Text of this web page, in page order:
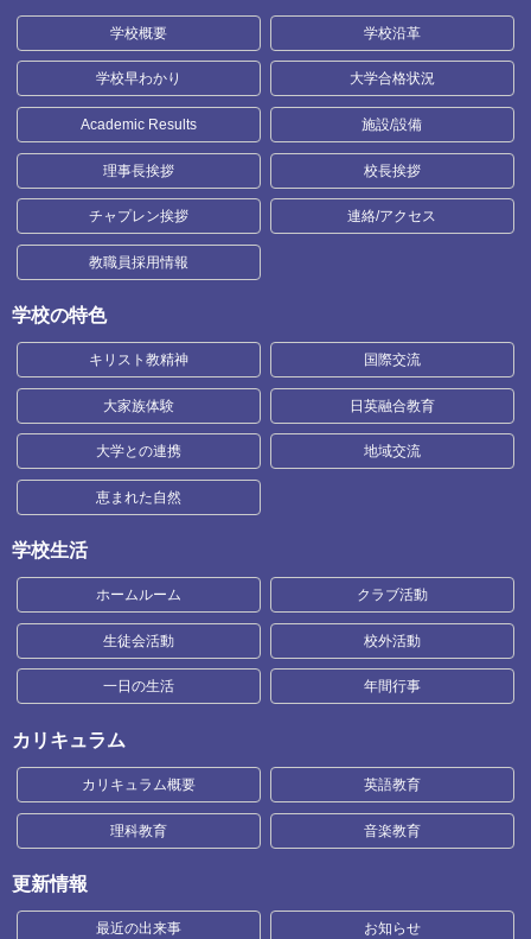
学校概要 学校沿革
学校早わかり 大学合格状況
Academic Results 施設/設備
理事長挨拶 校長挨拶
チャプレン挨拶 連絡/アクセス
教職員採用情報
学校の特色
キリスト教精神 国際交流
大家族体験 日英融合教育
大学との連携 地域交流
恵まれた自然
学校生活
ホームルーム クラブ活動
生徒会活動 校外活動
一日の生活 年間行事
カリキュラム
カリキュラム概要 英語教育
理科教育 音楽教育
更新情報
最近の出来事 お知らせ